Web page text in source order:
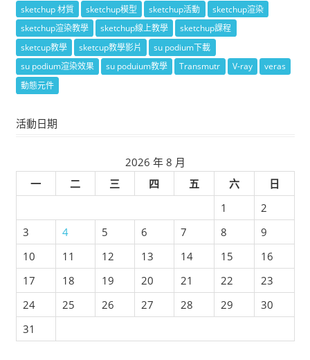
sketchup 材質
sketchup模型 sketchup活動
sketchup渲染
sketchup渲染教學
sketchup線上教學
sketchup課程
sketcup教學
sketcup教學影片
su podium下載
su podium渲染效果
su poduium教學 Transmutr V-ray
veras
動態元件
活動日期
2026 年 8 月
一
二 三 四 五 六
日
1
2
3
4 5 6 7 8
9
10
11 12 13 14 15
16
17
18 19 20 21 22
23
24
25 26 27 28 29
30
31